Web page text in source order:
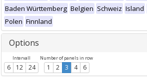
Baden Württemberg Belgien Schweiz Island
Polen Finnland
Options
Intervall
6 12 24
Number of panels in row
1 2 3 4 6